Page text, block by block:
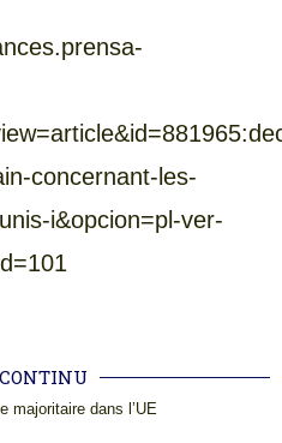
concernant-les-
i&opcion=pl-ver-
majoritaire dans l’UE